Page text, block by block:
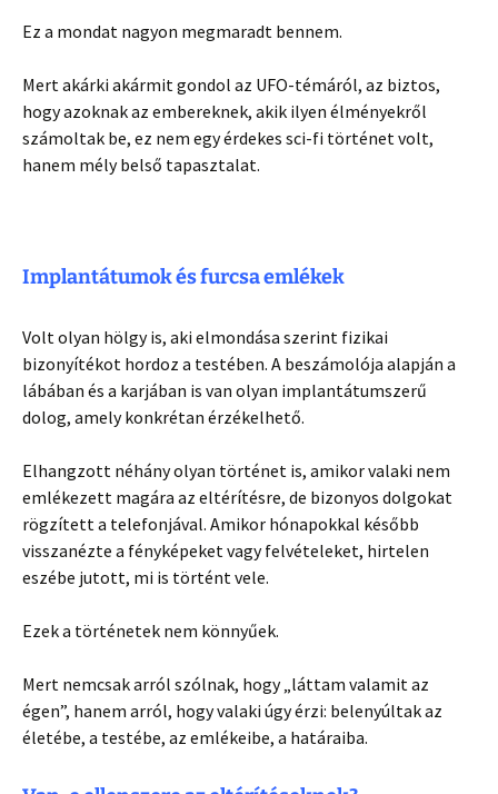
Ez a mondat nagyon megmaradt bennem.
Mert akárki akármit gondol az UFO-témáról, az biztos,
hogy azoknak az embereknek, akik ilyen élményekről
számoltak be, ez nem egy érdekes sci-fi történet volt,
hanem mély belső tapasztalat.
Implantátumok és furcsa emlékek
Volt olyan hölgy is, aki elmondása szerint fizikai
bizonyítékot hordoz a testében. A beszámolója alapján a
lábában és a karjában is van olyan implantátumszerű
dolog, amely konkrétan érzékelhető.
Elhangzott néhány olyan történet is, amikor valaki nem
emlékezett magára az eltérítésre, de bizonyos dolgokat
rögzített a telefonjával. Amikor hónapokkal később
visszanézte a fényképeket vagy felvételeket, hirtelen
eszébe jutott, mi is történt vele.
Ezek a történetek nem könnyűek.
Mert nemcsak arról szólnak, hogy „láttam valamit az
égen”, hanem arról, hogy valaki úgy érzi: belenyúltak az
életébe, a testébe, az emlékeibe, a határaiba.